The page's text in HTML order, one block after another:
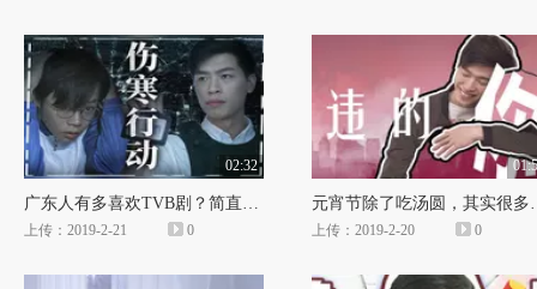
02:32
广东人有多喜欢TVB剧？简直能把台词倒背如流！
上传：2019-2-21 0
元宵节除了
上传：2019-2-20 0